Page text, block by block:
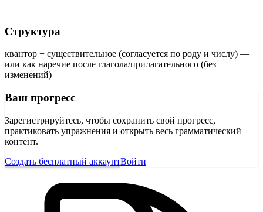
Структура
квантор + существительное (согласуется по роду и числу) —
или как наречие после глагола/прилагательного (без
изменений)
Ваш прогресс
Зарегистрируйтесь, чтобы сохранить свой прогресс,
практиковать упражнения и открыть весь грамматический
контент.
Создать бесплатный аккаунтВойти